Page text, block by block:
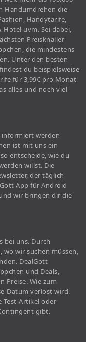
Handumdrehen die
Handytarife,
Hotel uvm. Sei dabei,
Preisknaller
die mindestens
Unter den besten
du beispielsweise
für 3,99€ pro Monat
alles und noch viel
informiert werden
ist mit uns ein
entscheide, wie du
willst. Die
der täglich
App für Android
wir bringen dir die
bei uns. Durch
wo wir suchen müssen,
DealGott
und Deals,
Preise. Wie zum
Datum verlost wird.
Test-Artikel oder
gibt.